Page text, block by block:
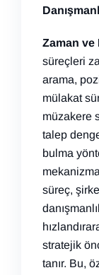
Zaman ve
süreçleri
arama,
mülakat
müzakere
talep
bulma
süreç,
stratejik
tanır. Bu,